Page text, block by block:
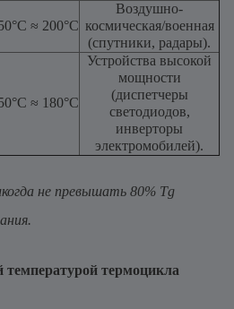
≈ 200°C
Воздушно-
космическая/военная
(спутники, радары).
≈ 180°С
Устройства высокой
мощности
(диспетчеры
светодиодов,
инверторы
электромобилей).
не превышать 80% Tg
термоцикла